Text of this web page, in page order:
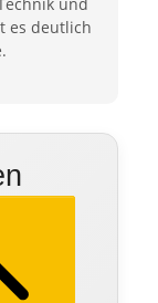
und
es deutlich